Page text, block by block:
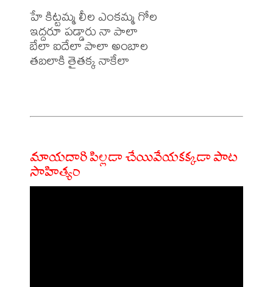
హే కిట్టమ్మ లీల ఎంకమ్మ గోల
ఇద్దరూ పడ్డారు నా పాలా
బేలా ఐదేలా పాలా అంబాల
తబలాకి తైతక్క నాకేలా
మాయదారి పిల్లడా చేయివేయకక్కడా పాట
సాహిత్యం